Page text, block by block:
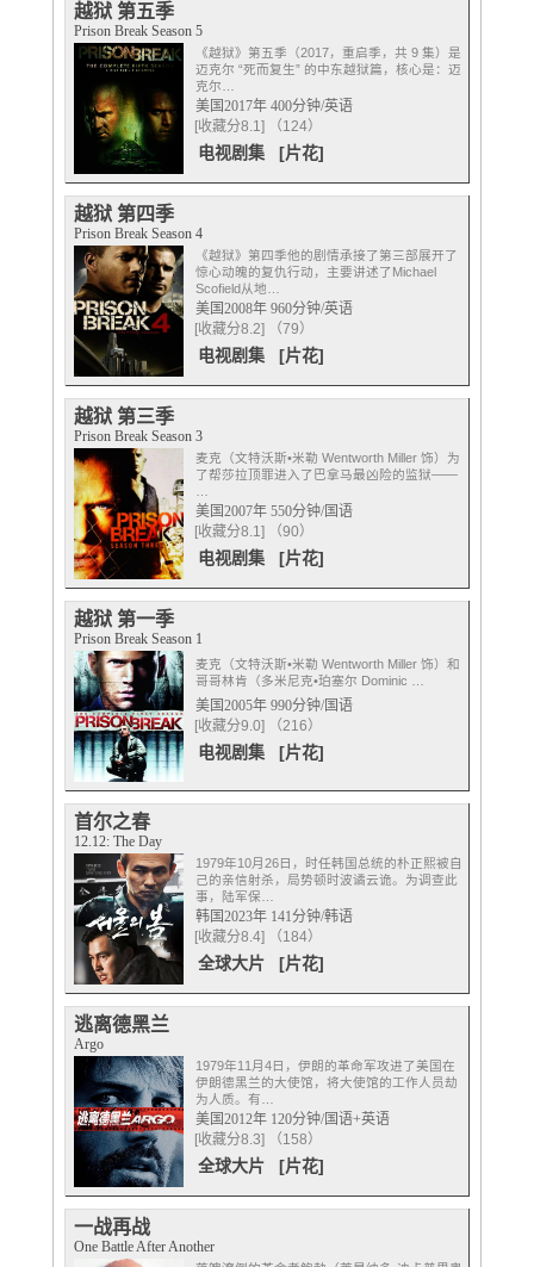
越狱 第五季
Prison Break Season 5
《越狱》第五季（2017，重启季，共 9 集）是
迈克尔 “死而复生” 的中东越狱篇，核心是：迈
克尔…
美国2017年 400分钟/英语
[收藏分8.1] （124）
电视剧集 [片花]
越狱 第四季
Prison Break Season 4
《越狱》第四季他的剧情承接了第三部展开了
惊心动魄的复仇行动，主要讲述了Michael
Scofield从地…
美国2008年 960分钟/英语
[收藏分8.2] （79）
电视剧集 [片花]
越狱 第三季
Prison Break Season 3
麦克（文特沃斯•米勒 Wentworth Miller 饰）为
了帮莎拉顶罪进入了巴拿马最凶险的监狱——
美国2007年 550分钟/国语
[收藏分8.1] （90）
电视剧集 [片花]
越狱 第一季
Prison Break Season 1
麦克（文特沃斯•米勒 Wentworth Miller 饰）和
哥哥林肯（多米尼克•珀塞尔 Dominic …
美国2005年 990分钟/国语
[收藏分9.0] （216）
电视剧集 [片花]
首尔之春
12.12: The Day
1979年10月26日，时任韩国总统的朴正熙被自
己的亲信射杀，局势顿时波谲云诡。为调查此
事，陆军保…
韩国2023年 141分钟/韩语
[收藏分8.4] （184）
全球大片 [片花]
逃离德黑兰
Argo
1979年11月4日，伊朗的革命军攻进了美国在
伊朗德黑兰的大使馆，将大使馆的工作人员劫
为人质。有…
美国2012年 120分钟/国语+英语
[收藏分8.3] （158）
全球大片 [片花]
一战再战
One Battle After Another